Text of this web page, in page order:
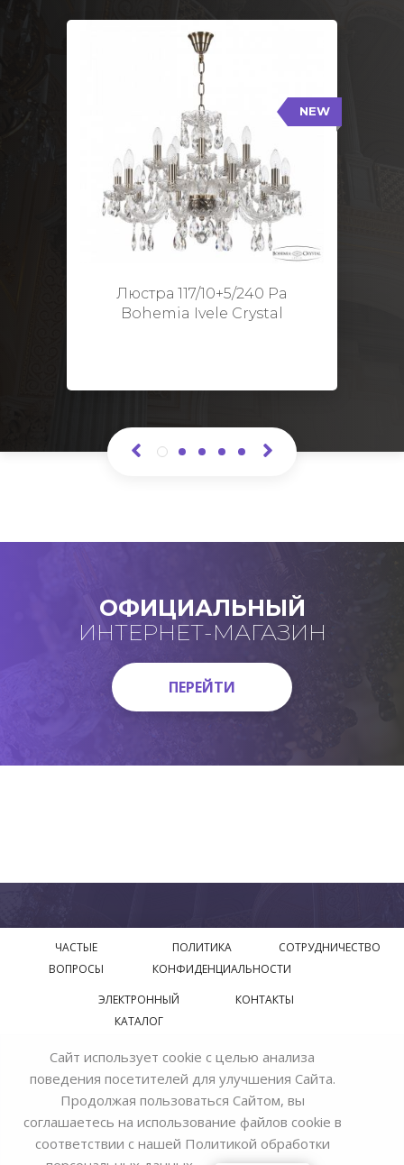
NEW
Люстра 117/10+5/240 Pa
Bohemia Ivele Crystal
117/10+5/240 Pa
Тип: Стеклянный рожок
Цвет арматуры: Патина/
Кол-во ламп: 15
Диаметр: 70 см
ОФИЦИАЛЬНЫЙ
ИНТЕРНЕТ-МАГАЗИН
ПЕРЕЙТИ
ПЕРЕЙТИ
ЧАСТЫЕ
ВОПРОСЫ
ПОЛИТИКА
КОНФИДЕНЦИАЛЬНОСТИ
СОТРУДНИЧЕСТВО
ЭЛЕКТРОННЫЙ
КАТАЛОГ
КОНТАКТЫ
© 2018—2026 Официальный сайт завода производителя
Bohemia Ivele Crystal
Сайт использует cookie с целью анализа
поведения посетителей для улучшения Сайта.
Продолжая пользоваться Сайтом, вы
соглашаетесь на использование файлов cookie в
соответствии с нашей Политикой обработки